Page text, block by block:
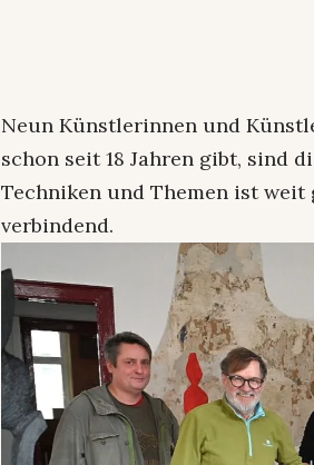
Neun Künstlerinnen und
schon seit 18 Jahren gibt, sind
Techniken und Themen ist
verbindend.